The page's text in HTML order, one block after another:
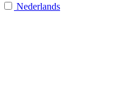
Nederlands